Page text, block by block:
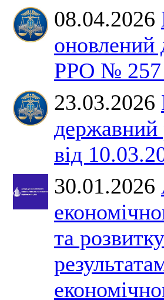
08.04.2026
оновлений
РРО № 257
23.03.2026
від
30.01.2026
та